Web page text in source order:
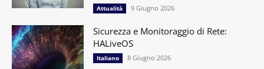
Attualità 9 Giugno 2026
Sicurezza e Monitoraggio di Rete:
HALiveOS
Italiano 8 Giugno 2026